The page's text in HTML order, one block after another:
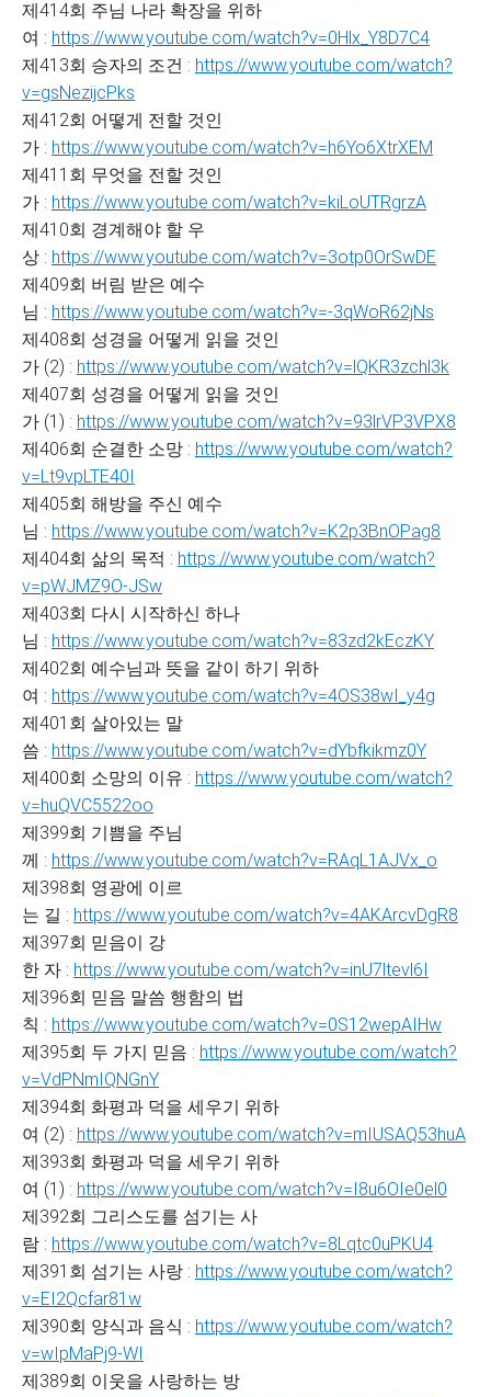
제414회 주님 나라 확장을 위하
여 : https://www.youtube.com/watch?v=0Hlx_Y8D7C4
제413회 승자의 조건 : https://www.youtube.com/watch?
v=gsNezijcPks
제412회 어떻게 전할 것인
가 : https://www.youtube.com/watch?v=h6Yo6XtrXEM
제411회 무엇을 전할 것인
가 : https://www.youtube.com/watch?v=kiLoUTRgrzA
제410회 경계해야 할 우
상 : https://www.youtube.com/watch?v=3otp0OrSwDE
제409회 버림 받은 예수
님 : https://www.youtube.com/watch?v=-3qWoR62jNs
제408회 성경을 어떻게 읽을 것인
가 (2) : https://www.youtube.com/watch?v=lQKR3zchl3k
제407회 성경을 어떻게 읽을 것인
가 (1) : https://www.youtube.com/watch?v=93lrVP3VPX8
제406회 순결한 소망 : https://www.youtube.com/watch?
v=Lt9vpLTE40I
제405회 해방을 주신 예수
님 : https://www.youtube.com/watch?v=K2p3BnOPag8
제404회 삶의 목적 : https://www.youtube.com/watch?
v=pWJMZ9O-JSw
제403회 다시 시작하신 하나
님 : https://www.youtube.com/watch?v=83zd2kEczKY
제402회 예수님과 뜻을 같이 하기 위하
여 : https://www.youtube.com/watch?v=4OS38wI_y4g
제401회 살아있는 말
씀 : https://www.youtube.com/watch?v=dYbfkikmz0Y
제400회 소망의 이유 : https://www.youtube.com/watch?
v=huQVC5522oo
제399회 기쁨을 주님
께 : https://www.youtube.com/watch?v=RAqL1AJVx_o
제398회 영광에 이르
는 길 : https://www.youtube.com/watch?v=4AKArcvDgR8
제397회 믿음이 강
한 자 : https://www.youtube.com/watch?v=inU7ltevl6I
제396회 믿음 말씀 행함의 법
칙 : https://www.youtube.com/watch?v=0S12wepAIHw
제395회 두 가지 믿음 : https://www.youtube.com/watch?
v=VdPNmIQNGnY
제394회 화평과 덕을 세우기 위하
여 (2) : https://www.youtube.com/watch?v=mIUSAQ53huA
제393회 화평과 덕을 세우기 위하
여 (1) : https://www.youtube.com/watch?v=I8u6OIe0el0
제392회 그리스도를 섬기는 사
람 : https://www.youtube.com/watch?v=8Lqtc0uPKU4
제391회 섬기는 사랑 : https://www.youtube.com/watch?
v=EI2Qcfar81w
제390회 양식과 음식 : https://www.youtube.com/watch?
v=wIpMaPj9-WI
제389회 이웃을 사랑하는 방